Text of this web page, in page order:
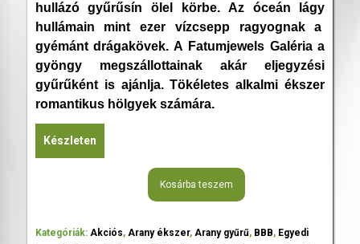
hullázó gyűrűsín ölel körbe. Az óceán lágy
hullámain mint ezer vízcsepp ragyognak a
gyémánt drágakövek. A Fatumjewels Galéria a
gyöngy megszállottainak akár eljegyzési
gyűrűként is ajánlja. Tökéletes alkalmi ékszer
romantikus hölgyek számára.
Készleten
Kosárba teszem
Kategóriák: Akciós, Arany ékszer, Arany gyűrű, BBB, Egyedi